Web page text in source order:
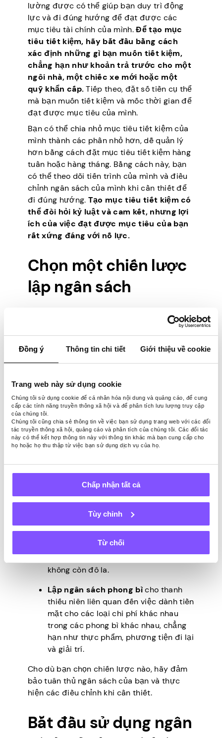
Đồng ý Thông tin chi tiết Giới thiệu về cookie
Trang web này sử dụng cookie
Chúng tôi sử dụng cookie để cá nhân hóa nội dung và quảng cáo, để cung
cấp các tính năng truyền thông xã hội và để phân tích lưu lượng truy cập
của chúng tôi.
Chúng tôi cũng chia sẻ thông tin về việc bạn sử dụng trang web với các đối
tác truyền thông xã hội, quảng cáo và phân tích của chúng tôi. Các đối tác
này có thể kết hợp thông tin này với thông tin khác mà bạn cung cấp cho
họ hoặc họ thu thập từ việc bạn sử dụng dịch vụ của họ.
Chấp nhận tất cả
Tùy chỉnh
Từ chối
lường được có thể giúp bạn duy trì động
lực và đi đúng hướng để đạt được các
mục tiêu tài chính của mình.Để tạo mục
tiêu tiết kiệm, hãy bắt đầu bằng cách
xác định những gì bạn muốn tiết kiệm,
chẳng hạn như khoản trả trước cho một
ngôi nhà, một chiếc xe mới hoặc một
quỹ khẩn cấp.Tiếp theo, đặt số tiền cụ thể
mà bạn muốn tiết kiệm và mốc thời gian để
đạt được mục tiêu của mình.
Bạn có thể chia nhỏ mục tiêu tiết kiệm của
mình thành các phần nhỏ hơn, dễ quản lý
hơn bằng cách đặt mục tiêu tiết kiệm hàng
tuần hoặc hàng tháng. Bằng cách này, bạn
có thể theo dõi tiến trình của mình và điều
chỉnh ngân sách của mình khi cần thiết để
đi đúng hướng. Tạo mục tiêu tiết kiệm có
thể đòi hỏi kỷ luật và cam kết, nhưng lợi
ích của việc đạt được mục tiêu của bạn
rất xứng đáng với nỗ lực.
Chọn một chiến lược
lập ngân sách
Chọn một chiến lược lập ngân sách phù
quả. Có một số chiến lược lập ngân sách để
lựa chọn, bao gồmquy tắc 50/30/20, lập
phong bì, v.v. Mỗi chiến lược đều có điểm
mạnh và điểm yếu, vì vậy điều quan trọng là
phải chọn một chiến lược phù hợp với lối
sống và mục tiêu tài chính của bạn.
Quy tắc 50/30/20là một chiến lược
phân bổ 50% thu nhập của bạn cho
nhu cầu, 30% cho mong muốn và 20%
cho tiết kiệm và trả nợ.
Lập ngân sách dựa trên không liên
một công việc và phân bổ thu nhập
của bạn cho các chi phí cụ thể và các
không còn đô la.
Lập ngân sách phong bìcho thanh
thiếu niên liên quan đến việc dành tiền
mặt cho các loại chi phí khác nhau
trong các phong bì khác nhau, chẳng
hạn như thực phẩm, phương tiện đi lại
và giải trí.
Cho dù bạn chọn chiến lược nào, hãy đảm
bảo tuân thủ ngân sách của bạn và thực
hiện các điều chỉnh khi cần thiết.
Bắt đầu sử dụng ngân